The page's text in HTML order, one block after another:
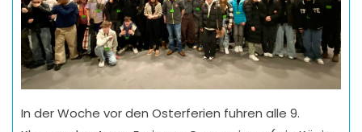
In der Woche vor den Osterferien fuhren alle 9.